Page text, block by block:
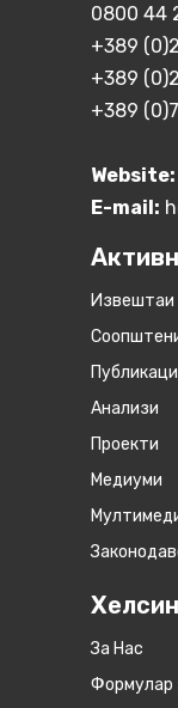
0800 44
+389
+389
+389
Website:
E-mail:
Извештаи
Анализи
Проекти
Медиуми
За Нас
Формулар